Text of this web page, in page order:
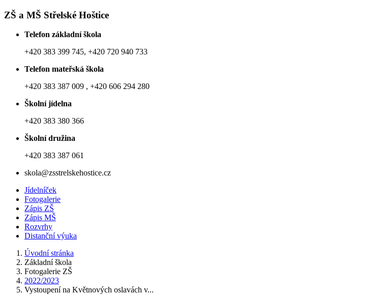
ZŠ a MŠ Střelské Hoštice
Telefon základní škola
+420 383 399 745, +420 720 940 733
Telefon mateřská škola
+420 383 387 009 , +420 606 294 280
Školní jídelna
+420 383 380 366
Školní družina
+420 383 387 061
skola@zsstrelskehostice.cz
Jídelníček
Fotogalerie
Zápis ZŠ
Zápis MŠ
Rozvrhy
Distanční výuka
Úvodní stránka
Základní škola
Fotogalerie ZŠ
2022/2023
Vystoupení na Květnových oslavách v...